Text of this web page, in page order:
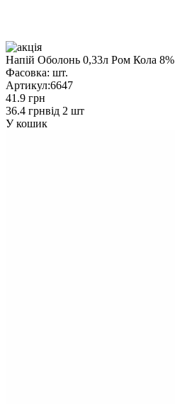
Напій Оболонь 0,33л Ром Кола 8%
Фасовка: шт.
Артикул:6647
41.9 грн
36.4 грнвід 2 шт
У кошик